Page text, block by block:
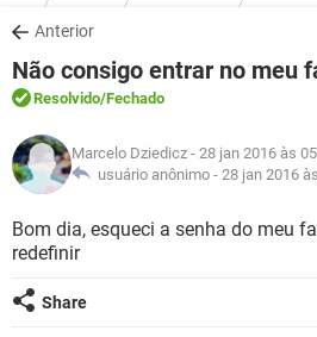
OUTLOOK
INSTAGRAM
GUIA DE COMPRAS
JOGOS
OUTLOOK
INSTAGRAM
GUIA DE COMPRAS
DOWNLOADS
JOGOS
CELULAR
OUTLOOK
INSTAGRAM
GUIA DE COMPRAS
FÓRUM
JOGOS
CELULAR
INSTAGRAM
GUIA DE COMPRAS
GLOSSÁRIO
JOGOS
CELULAR
INSTAGRAM
Anterior
Não consigo entrar no meu
Resolvido/Fechado
Marcelo Dziedicz - 28 jan 2016 às
usuário anônimo - 28 jan 2016
Bom dia, esqueci a senha do meu
redefinir
Share